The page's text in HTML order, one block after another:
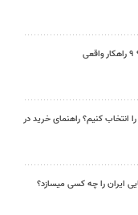
انتخاب کنیم؟ راهنمای خرید در
ایران را چه کسی میسازد؟